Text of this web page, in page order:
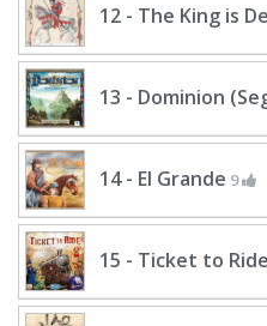
12 - The King is
13 - Dominion
14 - El Grande 9
15 - Ticket to Ride